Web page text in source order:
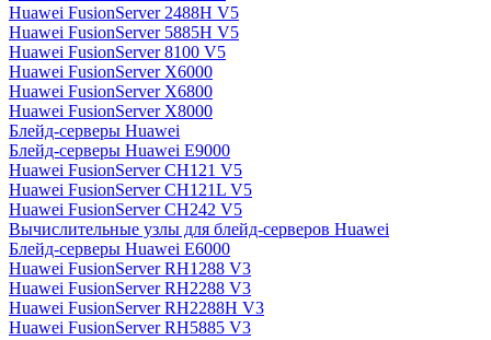
Huawei FusionServer 2488H V5
Huawei FusionServer 5885H V5
Huawei FusionServer 8100 V5
Huawei FusionServer X6000
Huawei FusionServer X6800
Huawei FusionServer X8000
Блейд-серверы Huawei
Блейд-серверы Huawei E9000
Huawei FusionServer CH121 V5
Huawei FusionServer CH121L V5
Huawei FusionServer CH242 V5
Вычислительные узлы для блейд-серверов Huawei
Блейд-серверы Huawei E6000
Huawei FusionServer RH1288 V3
Huawei FusionServer RH2288 V3
Huawei FusionServer RH2288H V3
Huawei FusionServer RH5885 V3